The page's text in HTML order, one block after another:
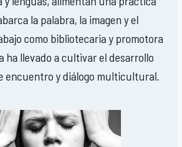
la palabra, la imagen y el
como bibliotecaria y promotora
ha llevado a cultivar el desarrollo
encuentro y diálogo multicultural.